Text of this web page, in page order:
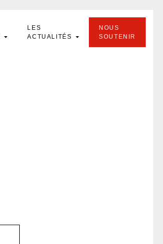
LES
ACTUALITÉS
NOUS
SOUTENIR